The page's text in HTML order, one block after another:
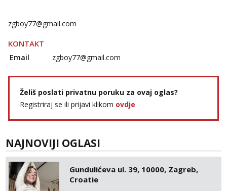
zgboy77@gmail.com
KONTAKT
Email zgboy77@gmail.com
Želiš poslati privatnu poruku za ovaj oglas?
Registriraj se ili prijavi klikom ovdje
NAJNOVIJI OGLASI
Gundulićeva ul. 39, 10000, Zagreb,
Croatie